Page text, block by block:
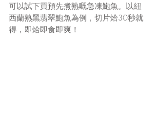
可以試下買預先煮熟嘅急凍鮑魚。以紐
西蘭熟黑翡翠鮑魚為例，切片烚30秒就
得，即烚即食即爽！